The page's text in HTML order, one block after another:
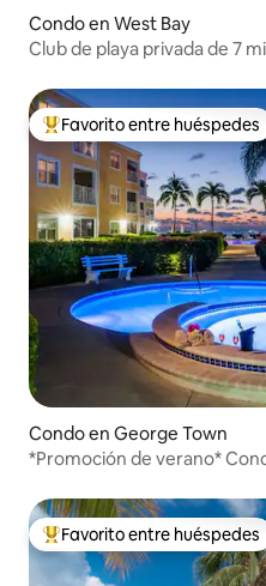
Condo en West Bay
Club de playa privada de 7
Favorito entre huéspedes
Favorito entre huéspedes
Condo en George Town
*Promoción de verano*
Favorito entre huéspedes
Favorito entre huéspedes